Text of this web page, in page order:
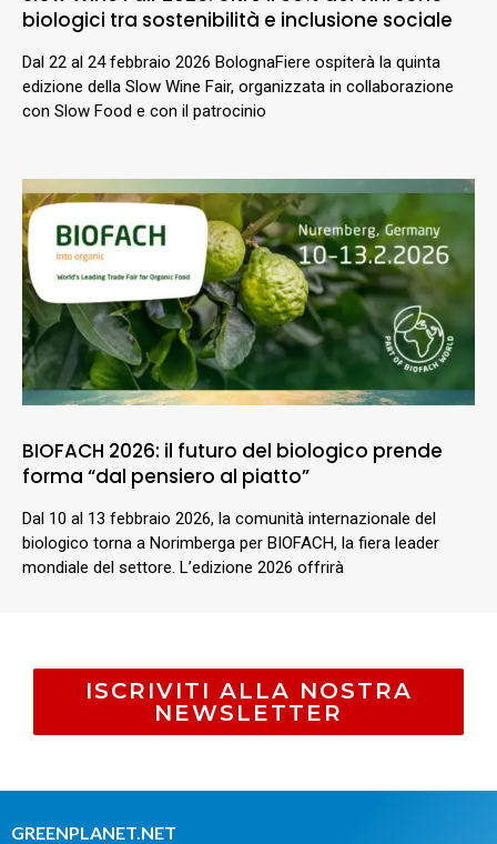
biologici tra sostenibilità e inclusione sociale
Dal 22 al 24 febbraio 2026 BolognaFiere ospiterà la quinta
edizione della Slow Wine Fair, organizzata in collaborazione
con Slow Food e con il patrocinio
BIOFACH 2026: il futuro del biologico prende
forma “dal pensiero al piatto”
Dal 10 al 13 febbraio 2026, la comunità internazionale del
biologico torna a Norimberga per BIOFACH, la fiera leader
mondiale del settore. L’edizione 2026 offrirà
ISCRIVITI ALLA NOSTRA
NEWSLETTER
GREENPLANET.NET